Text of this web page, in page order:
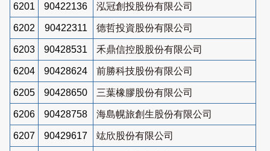
6201 90422136 泓冠創投股份有限公司
6202 90422311 德哲投資股份有限公司
6203 90428531 禾鼎信控股股份有限公司
6204 90428624 前勝科技股份有限公司
6205 90428650 三葉橡膠股份有限公司
6206 90428758 海島幌旅創生股份有限公司
6207 90429617 竑欣股份有限公司